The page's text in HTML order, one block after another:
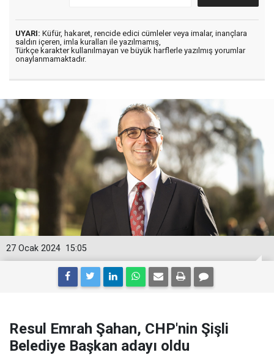
UYARI: Küfür, hakaret, rencide edici cümleler veya imalar, inançlara
saldırı içeren, imla kuralları ile yazılmamış,
Türkçe karakter kullanılmayan ve büyük harflerle yazılmış yorumlar
onaylanmamaktadır.
15:05
27 Ocak 2024
Resul Emrah Şahan, CHP'nin Şişli
Belediye Başkan adayı oldu